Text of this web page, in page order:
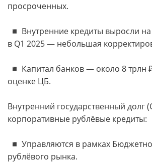
просроченных.
◾️ Внутренние кредиты выросли на
в Q1 2025 — небольшая
◾️ Капитал банков — около 8 трлн
оценке ЦБ.
Внутренний государственный долг
корпоративные рублёвые кредиты:
◾️ Управляются в рамках
рублёвого рынка.